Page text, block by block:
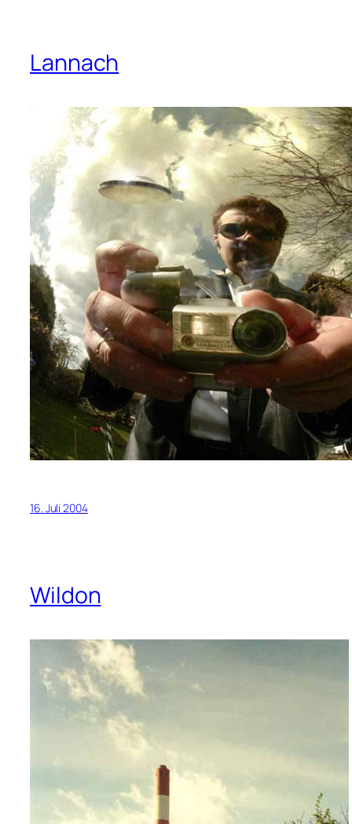
Lannach
16. Juli 2004
Wildon